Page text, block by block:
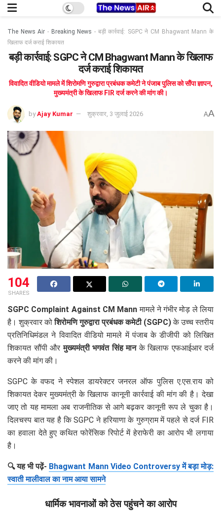
The News Air - Breaking News - बड़ी कार्रवाई: SGPC ने CM Bhagwant Mann के
खिलाफ दर्ज कराई शिकायत
बड़ी कार्रवाई: SGPC ने CM Bhagwant Mann के खिलाफ
दर्ज कराई शिकायत
विवादित वीडियो मामले में शिरोमणि गुरुद्वारा प्रबंधक कमेटी ने पंजाब पुलिस को सौंपा ज्ञापन,
मुख्यमंत्री के खिलाफ FIR दर्ज करने की मांग की।
by Ajay Kumar शुक्रवार, 3 जुलाई 2026 AA
104
SHARES
SGPC Complaint Against CM Mann मामले ने गंभीर मोड़ ले लिया
है। शुक्रवार कोशिरोमणि गुरुद्वारा प्रबंधक कमेटी (SGPC)के उच्च स्तरीय
प्रतिनिधिमंडल ने विवादित वीडियो मामले में पंजाब के डीजीपी को लिखित
शिकायत सौंपी औरमुख्यमंत्री भगवंत सिंह मानके खिलाफ एफआईआर दर्ज
करने की मांग की।
SGPC के वफद ने स्पेशल डायरेक्टर जनरल ऑफ पुलिस ए.एस.राय को
शिकायत देकर मुख्यमंत्री के खिलाफ कानूनी कार्रवाई की मांग की है। देखा
जाए तो यह मामला अब राजनीतिक से आगे बढ़कर कानूनी रूप ले चुका है।
दिलचस्प बात यह है कि SGPC ने हरियाणा के गुरुग्राम में पहले से दर्ज FIR
का हवाला देते हुए कथित फोरेंसिक रिपोर्ट में हेराफेरी का आरोप भी लगाया
है।
🔍 यह भी पढ़ें- Bhagwant Mann Video Controversy में बड़ा मोड़:
स्वाती मालीवाल का नाम आया सामने
धार्मिक भावनाओं को ठेस पहुंचने का आरोप